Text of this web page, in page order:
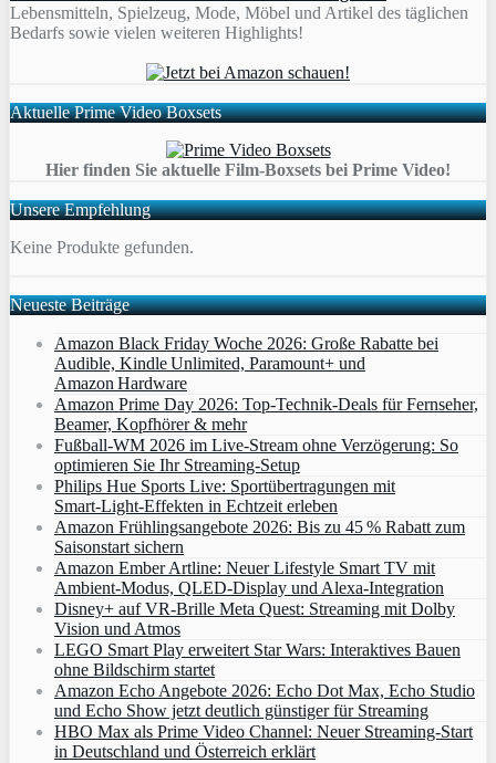
Lebensmitteln, Spielzeug, Mode, Möbel und Artikel des täglichen
Bedarfs sowie vielen weiteren Highlights!
Aktuelle Prime Video Boxsets
Hier finden Sie aktuelle Film-Boxsets bei Prime Video!
Unsere Empfehlung
Keine Produkte gefunden.
Neueste Beiträge
Amazon Black Friday Woche 2026: Große Rabatte bei
Audible, Kindle Unlimited, Paramount+ und
Amazon Hardware
Amazon Prime Day 2026: Top-Technik-Deals für Fernseher,
Beamer, Kopfhörer & mehr
Fußball-WM 2026 im Live-Stream ohne Verzögerung: So
optimieren Sie Ihr Streaming-Setup
Philips Hue Sports Live: Sportübertragungen mit
Smart‑Light‑Effekten in Echtzeit erleben
Amazon Frühlingsangebote 2026: Bis zu 45 % Rabatt zum
Saisonstart sichern
Amazon Ember Artline: Neuer Lifestyle Smart TV mit
Ambient‑Modus, QLED‑Display und Alexa‑Integration
Disney+ auf VR-Brille Meta Quest: Streaming mit Dolby
Vision und Atmos
LEGO Smart Play erweitert Star Wars: Interaktives Bauen
ohne Bildschirm startet
Amazon Echo Angebote 2026: Echo Dot Max, Echo Studio
und Echo Show jetzt deutlich günstiger für Streaming
HBO Max als Prime Video Channel: Neuer Streaming‑Start
in Deutschland und Österreich erklärt